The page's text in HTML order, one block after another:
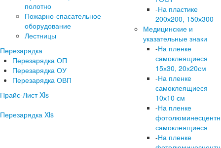
полотно
Пожарно-спасательное
оборудование
Лестницы
Перезарядка
Перезарядка ОП
Перезарядка ОУ
Перезарядка ОВП
Прайс-Лист Xls
Перезарядка Xls
-На пластике
200х200, 150х300
Медицинские и
указательные знаки
-На пленке
самоклеящиеся
15х30, 20х20см
-На пленке
самоклеящиеся
10х10 см
-На пленке
самоклеящиеся
-На пленке